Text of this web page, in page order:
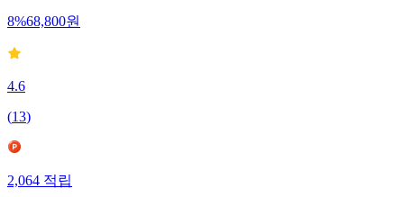
8%68,800원
4.6
(13)
2,064적립